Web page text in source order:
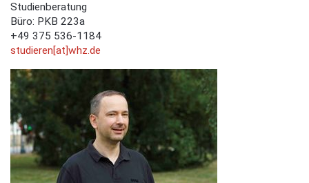
Studienberatung
Büro: PKB 223a
+49 375 536-1184
studieren[at]whz.de